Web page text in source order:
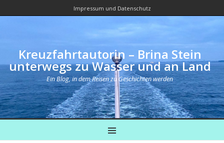
Impressum und Datenschutz
Kreuzfahrtautorin – Brina Stein
unterwegs zu Wasser und an Land
Ein Blog, in dem Reisen zu Geschichten werden
MENU